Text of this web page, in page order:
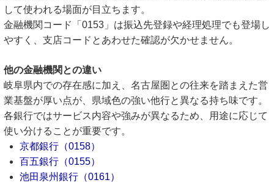
して使われる場面が目立ちます。
金融機関コード「0153」は振込先登録や経理処理でも登場し
やすく、支店コードとあわせた確認が欠かせません。
他の金融機関との違い
岐阜県内での存在感に加え、名古屋圏との往来を踏まえた営
業基盤が厚い点が、県域色の強い他行と異なる持ち味です。
各銀行ではサービス内容や強みが異なるため、用途に応じて
使い分けることが重要です。
京都銀行（0158）
百五銀行（0155）
池田泉州銀行（0161）